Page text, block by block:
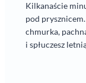
Kilkanaście
pod
chmurka,
i spłuczesz